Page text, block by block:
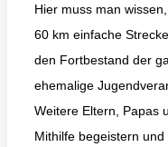
Hier muss man
60 km einfache
den Fortbestand der
ehemalige
Weitere Eltern, Papas
Mithilfe begeistern